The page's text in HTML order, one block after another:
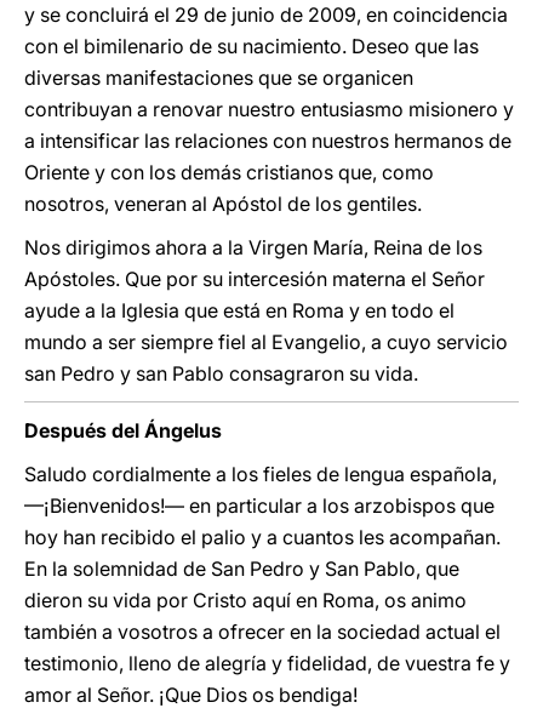
y se concluirá el 29 de junio de 2009, en coincidencia
con el bimilenario de su nacimiento. Deseo que las
diversas manifestaciones que se organicen
contribuyan a renovar nuestro entusiasmo misionero y
a intensificar las relaciones con nuestros hermanos de
Oriente y con los demás cristianos que, como
nosotros, veneran al Apóstol de los gentiles.
Nos dirigimos ahora a la Virgen María, Reina de los
Apóstoles. Que por su intercesión materna el Señor
ayude a la Iglesia que está en Roma y en todo el
mundo a ser siempre fiel al Evangelio, a cuyo servicio
san Pedro y san Pablo consagraron su vida.
Después del Ángelus
Saludo cordialmente a los fieles de lengua española,
—¡Bienvenidos!— en particular a los arzobispos que
hoy han recibido el palio y a cuantos les acompañan.
En la solemnidad de San Pedro y San Pablo, que
dieron su vida por Cristo aquí en Roma, os animo
también a vosotros a ofrecer en la sociedad actual el
testimonio, lleno de alegría y fidelidad, de vuestra fe y
amor al Señor. ¡Que Dios os bendiga!